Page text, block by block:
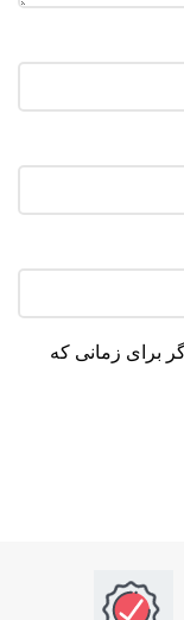
برای زمانی که